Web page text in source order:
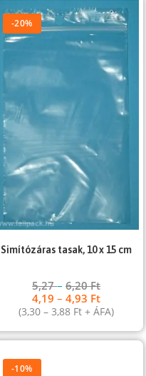
-20%
Simítózáras tasak, 10 x 15 cm
5,27–6,20Ft
4,19–4,93 Ft
(3,30–3,88 Ft + ÁFA)
-10%